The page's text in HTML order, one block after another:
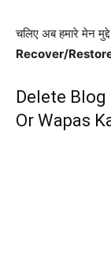
चलिए अब हमारे मेन
Recover/
Delete
Or Wapas